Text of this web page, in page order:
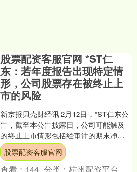
股票配资客服官网 *ST仁
东：若年度报告出现特定情
形，公司股票存在被终止上
市的风险
新京报贝壳财经讯 2月12日，*ST仁东公
告，截至本公告披露日，公司可能触及
的终止上市情形包括经审计的期末净资
产为负值。若公司2025年经审计的年度
报告出现特定....
股票配资客服官网
查看： 144 分类：杭州配资平台